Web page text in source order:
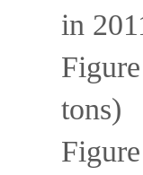
in
tons)